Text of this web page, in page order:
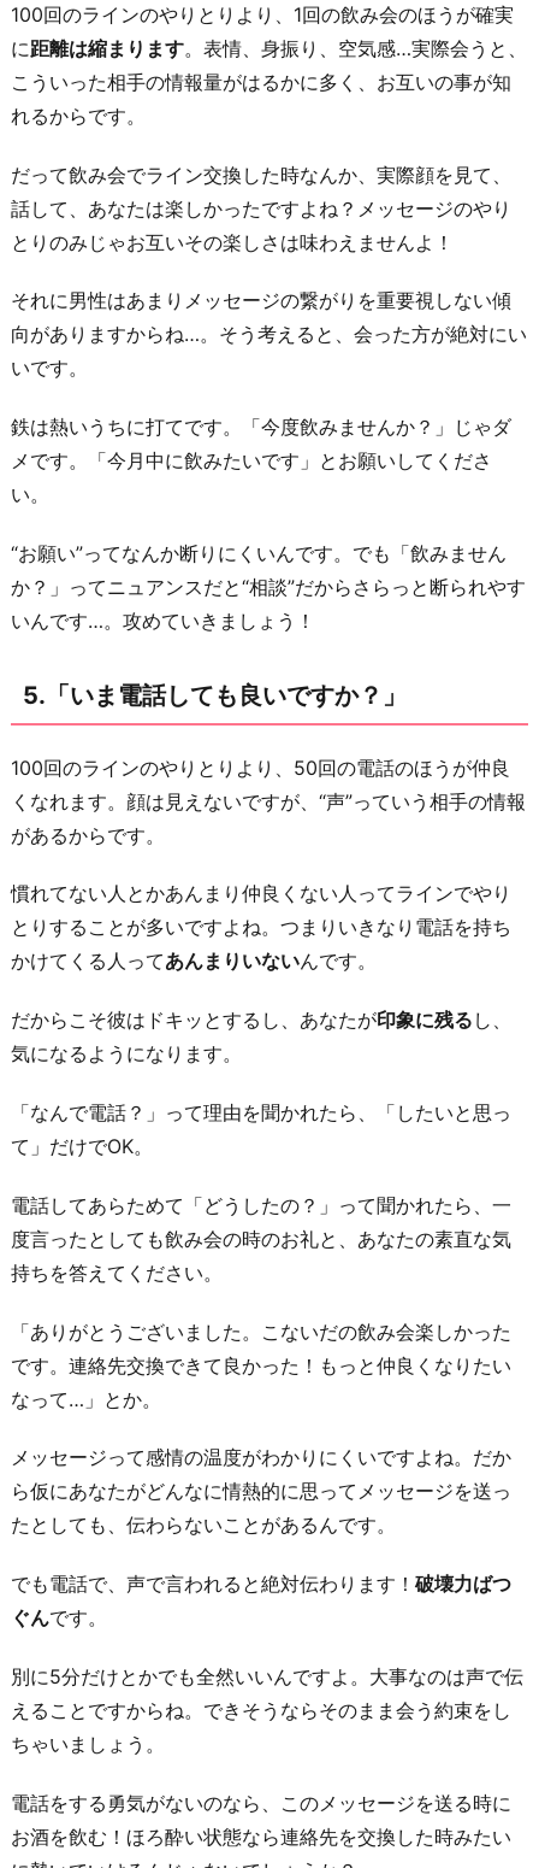
100回のラインのやりとりより、1回の飲み会のほうが確実
に距離は縮まります。表情、身振り、空気感…実際会うと、
こういった相手の情報量がはるかに多く、お互いの事が知
れるからです。
だって飲み会でライン交換した時なんか、実際顔を見て、
話して、あなたは楽しかったですよね？メッセージのやり
とりのみじゃお互いその楽しさは味わえませんよ！
それに男性はあまりメッセージの繋がりを重要視しない傾
向がありますからね…。そう考えると、会った方が絶対にい
いです。
鉄は熱いうちに打てです。「今度飲みませんか？」じゃダ
メです。「今月中に飲みたいです」とお願いしてくださ
い。
“お願い”ってなんか断りにくいんです。でも「飲みません
か？」ってニュアンスだと“相談”だからさらっと断られやす
いんです…。攻めていきましょう！
5.「いま電話しても良いですか？」
100回のラインのやりとりより、50回の電話のほうが仲良
くなれます。顔は見えないですが、“声”っていう相手の情報
があるからです。
慣れてない人とかあんまり仲良くない人ってラインでやり
とりすることが多いですよね。つまりいきなり電話を持ち
かけてくる人ってあんまりいないんです。
だからこそ彼はドキッとするし、あなたが印象に残る し、
気になるようになります。
「なんで電話？」って理由を聞かれたら、「したいと思っ
て」だけでOK。
電話してあらためて「どうしたの？」って聞かれたら、一
度言ったとしても飲み会の時のお礼と、あなたの素直な気
持ちを答えてください。
「ありがとうございました。こないだの飲み会楽しかった
です。連絡先交換できて良かった！もっと仲良くなりたい
なって…」とか。
メッセージって感情の温度がわかりにくいですよね。だか
ら仮にあなたがどんなに情熱的に思ってメッセージを送っ
たとしても、伝わらないことがあるんです。
でも電話で、声で言われると絶対伝わります！ 破壊力ばつ
ぐんです。
別に5分だけとかでも全然いいんですよ。大事なのは声で伝
えることですからね。できそうならそのまま会う約束をし
ちゃいましょう。
電話をする勇気がないのなら、このメッセージを送る時に
お酒を飲む！ほろ酔い状態なら連絡先を交換した時みたい